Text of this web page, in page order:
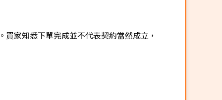
家知悉下單完成並不代表契約當然成立，